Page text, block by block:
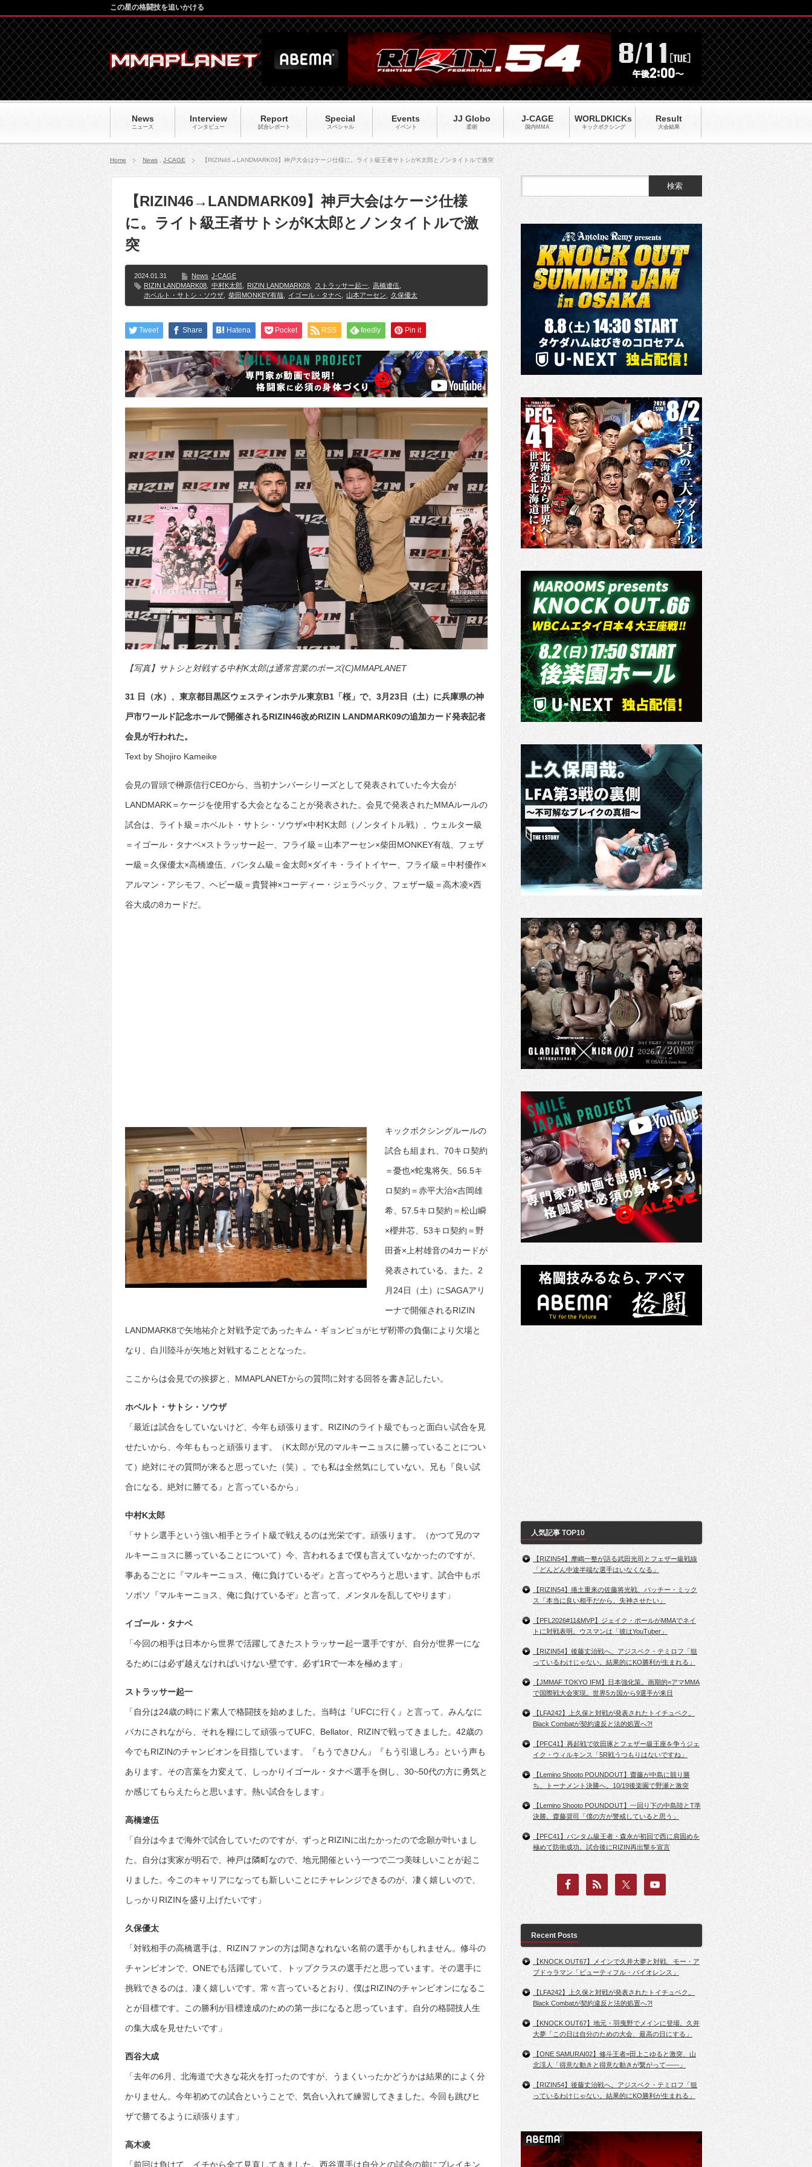
News
ニュース
Interview
インタビュー
Report
試合レポート
Special
スペシャル
Events
イベント
JJ Globo
柔術
J-CAGE
国内MMA
WORLDKICKs
キックポクシング
Result
大会結果
この星の格闘技を追いかける
Home News J-CAGE 【RIZIN46→LANDMARK09】神戸大会はケージ仕様に。ライト級王者サトシがK太郎とノンタイトルで激突
【RIZIN46→LANDMARK09】神戸大会はケージ仕様
に。ライト級王者サトシがK太郎とノンタイトルで激
突
2024.01.31 News J-CAGE
RIZIN LANDMARK08
中村K太郎 RIZIN LANDMARK09 ストラッサー起一 高橋遼伍
ホベルト・サトシ・ソウザ
柴田MONKEY有哉 イゴール・タナベ 山本アーセン 久保優太
Tweet Share Hatena Pocket RSS feedly Pin it
【写真】サトシと対戦する中村K太郎は通常営業のポーズ(C)MMAPLANET
31 日（水）、東京都目黒区ウェスティンホテル東京B1「桜」で、3月23日（土）に兵庫県の神
戸市ワールド記念ホールで開催されるRIZIN46改めRIZIN LANDMARK09の追加カード発表記者
会見が行われた。
Text by Shojiro Kameike
会見の冒頭で榊原信行CEOから、当初ナンバーシリーズとして発表されていた今大会が
LANDMARK＝ケージを使用する大会となることが発表された。会見で発表されたMMAルールの
試合は、ライト級＝ホベルト・サトシ・ソウザ×中村K太郎（ノンタイトル戦）、ウェルター級
＝イゴール・タナベ×ストラッサー起一、フライ級＝山本アーセン×柴田MONKEY有哉、フェザ
ー級＝久保優太×高橋遼伍、バンタム級＝金太郎×ダイキ・ライトイヤー、フライ級＝中村優作×
アルマン・アシモフ、ヘビー級＝貴賢神×コーディー・ジェラベック、フェザー級＝高木凌×西
谷大成の8カードだ。
キックボクシングルールの
試合も組まれ、70キロ契約
＝憂也×蛇鬼将矢、56.5キ
ロ契約＝赤平大治×吉岡雄
希、57.5キロ契約＝松山瞬
×櫻井芯、53キロ契約＝野
田蒼×上村雄音の4カードが
発表されている。また。2
月24日（土）にSAGAアリ
ーナで開催されるRIZIN
LANDMARK8で矢地祐介と対戦予定であったキム・ギョンピョがヒザ靭帯の負傷により欠場と
なり、白川陸斗が矢地と対戦することとなった。
ここからは会見での挨拶と、MMAPLANETからの質問に対する回答を書き記したい。
ホベルト・サトシ・ソウザ
「最近は試合をしていないけど、今年も頑張ります。RIZINのライト級でもっと面白い試合を見
せたいから、今年ももっと頑張ります。（K太郎が兄のマルキーニョスに勝っていることについ
て）絶対にその質問が来ると思っていた（笑）。でも私は全然気にしていない。兄も『良い試
合になる。絶対に勝てる』と言っているから」
中村K太郎
「サトシ選手という強い相手とライト級で戦えるのは光栄です。頑張ります。（かつて兄のマ
ルキーニョスに勝っていることについて）今、言われるまで僕も言えていなかったのですが、
事あるごとに『マルキーニョス、俺に負けているぞ』と言ってやろうと思います。試合中もボ
ソボソ『マルキーニョス、俺に負けているぞ』と言って、メンタルを乱してやります」
イゴール・タナベ
「今回の相手は日本から世界で活躍してきたストラッサー起一選手ですが、自分が世界一にな
るためには必ず越えなければいけない壁です。必ず1Rで一本を極めます」
ストラッサー起一
「自分は24歳の時にド素人で格闘技を始めました。当時は『UFCに行く』と言って、みんなに
バカにされながら、それを糧にして頑張ってUFC、Bellator、RIZINで戦ってきました。42歳の
今でもRIZINのチャンピオンを目指しています。『もうできひん』『もう引退しろ』という声も
あります。その言葉を力変えて、しっかりイゴール・タナベ選手を倒し、30~50代の方に勇気と
か感じてもらえたらと思います。熱い試合をします」
高橋遼伍
「自分は今まで海外で試合していたのですが、ずっとRIZINに出たかったので念願が叶いまし
た。自分は実家が明石で、神戸は隣町なので、地元開催という一つで二つ美味しいことが起こ
りました。今このキャリアになっても新しいことにチャレンジできるのが、凄く嬉しいので、
しっかりRIZINを盛り上げたいです」
久保優太
「対戦相手の高橋選手は、RIZINファンの方は聞きなれない名前の選手かもしれません。修斗の
チャンピオンで、ONEでも活躍していて、トップクラスの選手だと思っています。その選手に
挑戦できるのは、凄く嬉しいです。常々言っているとおり、僕はRIZINのチャンピオンになるこ
とが目標です。この勝利が目標達成のための第一歩になると思っています。自分の格闘技人生
の集大成を見せたいです」
西谷大成
「去年の6月、北海道で大きな花火を打ったのですが、うまくいったかどうかは結果的によく分
かりません。今年初めての試合ということで、気合い入れて練習してきました。今回も跳びヒ
ザで勝てるように頑張ります」
高木凌
「前回は負けて、イチから全て見直してきました。西谷選手は自分との試合の前にブレイキン
人気記事 TOP10
【RIZIN54】摩嶋一整が語る武田光司とフェザー級戦線
「どんどん中途半端な選手はいなくなる」
【RIZIN54】捲土重来の佐藤将光戦、パッチー・ミック
ス「本当に良い相手だから、失神させたい」
【PFL2026#11&MVP】ジェイク・ポールがMMAでネイ
トに対戦表明。ウスマンは「彼はYouTuber」
【RIZIN54】後藤丈治戦へ。アジスベク・テミロフ「狙
っているわけじゃない。結果的にKO勝利が生まれる」
【JMMAF TOKYO IFM】日本強化策。画期的=アマMMA
で国際戦大会実現。世界5カ国から9選手が来日
【LFA242】上久保と対戦が発表されたトイチュベク。
Black Combatが契約違反と法的処置へ?!
【PFC41】再起戦で吹田琢とフェザー級王座を争うジェ
イク・ウィルキンス「5R戦うつもりはないですね」
【Lemino Shooto POUNDOUT】齋藤が中島に競り勝
ち、トーナメント決勝へ。10/19後楽園で野瀬と激突
【Lemino Shooto POUNDOUT】一回り下の中島陸とT準
決勝。齋藤奨司「僕の方が警戒していると思う」
【PFC41】バンタム級王者・森永が初回で西に肩固めを
極めて防衛成功。試合後にRIZIN再出撃を宣言
Recent Posts
【KNOCK OUT67】メインで久井大夢と対戦、モー・ア
ブドゥラマン「ビューティフル・バイオレンス」
【LFA242】上久保と対戦が発表されたトイチュベク。
Black Combatが契約違反と法的処置へ?!
【KNOCK OUT67】地元・羽曳野でメインに登場。久井
大夢「この日は自分のための大会、最高の日にする」
【ONE SAMURAI02】修斗王者=田上こゆると激突、山
北渓人「得意な動きと得意な動きが繋がって――」
【RIZIN54】後藤丈治戦へ。アジスベク・テミロフ「狙
っているわけじゃない。結果的にKO勝利が生まれる」